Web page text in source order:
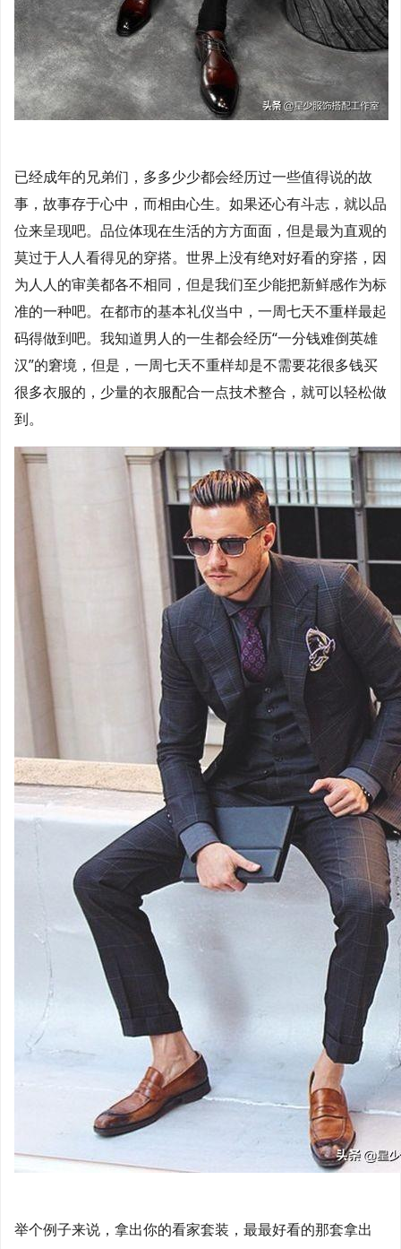
已经成年的兄弟们，多多少少都会经历过一些值得说的故
事，故事存于心中，而相由心生。如果还心有斗志，就以品
位来呈现吧。品位体现在生活的方方面面，但是最为直观的
莫过于人人看得见的穿搭。世界上没有绝对好看的穿搭，因
为人人的审美都各不相同，但是我们至少能把新鲜感作为标
准的一种吧。在都市的基本礼仪当中，一周七天不重样最起
码得做到吧。我知道男人的一生都会经历“一分钱难倒英雄
汉”的窘境，但是，一周七天不重样却是不需要花很多钱买
很多衣服的，少量的衣服配合一点技术整合，就可以轻松做
到。
举个例子来说，拿出你的看家套装，最最好看的那套拿出